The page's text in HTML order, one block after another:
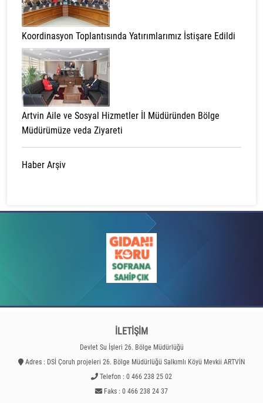
Koordinasyon Toplantısında Yatırımlarımız İstişare Edildi
Artvin Aile ve Sosyal Hizmetler İl Müdüründen Bölge
Müdürümüze veda Ziyareti
Haber Arşiv
İLETİŞİM
Devlet Su İşleri 26. Bölge Müdürlüğü
Adres : DSİ Çoruh projeleri 26. Bölge Müdürlüğü Salkımlı Köyü Mevkii ARTVİN
Telefon : 0 466 238 25 02
Faks : 0 466 238 24 37